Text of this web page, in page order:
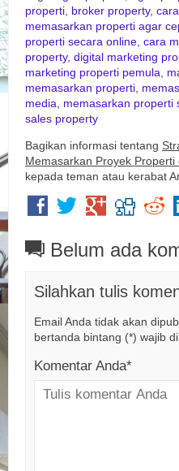
properti, broker property,
memasarkan properti agar
properti secara online, cara
property, digital marketing
marketing properti pemula,
memasarkan properti,
media, memasarkan properti
sales property
Bagikan informasi tentang
Memasarkan Proyek Properti
kepada teman atau kerabat
Belum ada
Silahkan tulis
Email Anda tidak akan
bertanda bintang (*) wajib
Komentar Anda*